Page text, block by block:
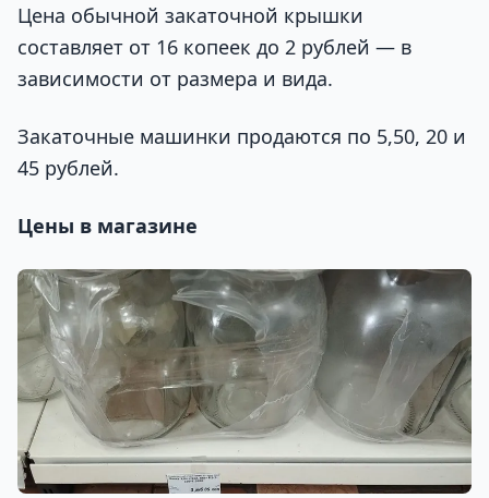
Цена обычной закаточной крышки
составляет от 16 копеек до 2 рублей — в
зависимости от размера и вида.
Закаточные машинки продаются по 5,50, 20 и
45 рублей.
Цены в магазине